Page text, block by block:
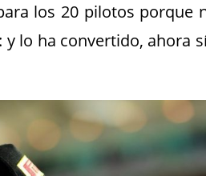
los 20 pilotos porque
lo ha convertido, ahora